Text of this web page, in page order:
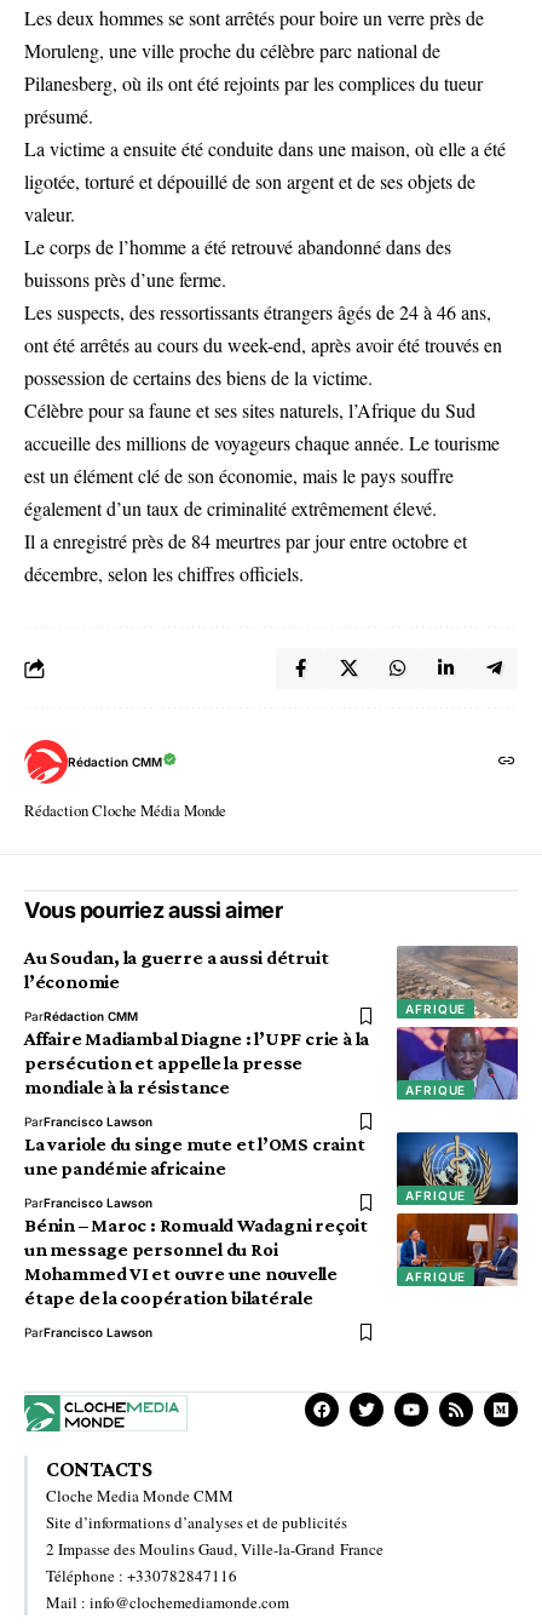
Les deux hommes se sont arrêtés pour boire un verre près de
Moruleng, une ville proche du célèbre parc national de
Pilanesberg, où ils ont été rejoints par les complices du tueur
présumé.
La victime a ensuite été conduite dans une maison, où elle a été
ligotée, torturé et dépouillé de son argent et de ses objets de
valeur.
Le corps de l’homme a été retrouvé abandonné dans des
buissons près d’une ferme.
Les suspects, des ressortissants étrangers âgés de 24 à 46 ans,
ont été arrêtés au cours du week-end, après avoir été trouvés en
possession de certains des biens de la victime.
Célèbre pour sa faune et ses sites naturels, l’Afrique du Sud
accueille des millions de voyageurs chaque année. Le tourisme
est un élément clé de son économie, mais le pays souffre
également d’un taux de criminalité extrêmement élevé.
Il a enregistré près de 84 meurtres par jour entre octobre et
décembre, selon les chiffres officiels.
Rédaction CMM
Rédaction Cloche Média Monde
Vous pourriez aussi aimer
AFRIQUE
Au Soudan, la guerre a aussi détruit
l’économie
ParRédaction CMM
AFRIQUE
Affaire Madiambal Diagne : l’UPF crie à la
persécution et appelle la presse
mondiale à la résistance
ParFrancisco Lawson
AFRIQUE
La variole du singe mute et l’OMS craint
une pandémie africaine
ParFrancisco Lawson
AFRIQUE
Bénin – Maroc : Romuald Wadagni reçoit
un message personnel du Roi
Mohammed VI et ouvre une nouvelle
étape de la coopération bilatérale
ParFrancisco Lawson
CONTACTS
Cloche Media Monde CMM
Site d’informations d’analyses et de publicités
2 Impasse des Moulins Gaud, Ville-la-Grand France
Téléphone : +330782847116
Mail : info@clochemediamonde.com